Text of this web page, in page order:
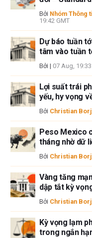
sẽ không chịu trách nhiệm
được đăng trên trang này.
Nếu không được đề cập rõ
cập trong bài viết này và
nào được đề cập. Tác giả
này, ngoài từ FXStreet.
giả không cam đoan về tính
tin này. FXStreet và tác giả
thiếu sót hoặc bất kỳ tổn
thông tin này và việc hiển
lỗi và thiếu sót.
Tác giả và FXStreet không
có nội dung nào trong bài
Bởi Nhóm Thông
19:42 GMT
Dự báo tuần
tâm vào tuần
Bởi | 07 Aug,
Lợi suất trái
yếu, hy vọng
Bởi Christian
Peso Mexico
tháng nhờ dữ
Bởi Christian
Vàng tăng
dập tắt kỳ
Bởi Christian
Kỳ vọng lạm
trong ngắn